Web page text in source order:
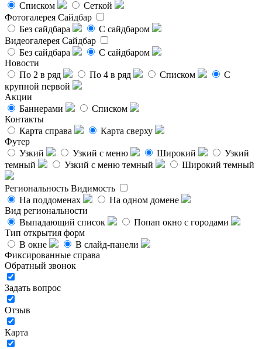
Списком
Сеткой
Фотогалерея Сайдбар
Без сайдбара
С сайдбаром
Видеогалерея Сайдбар
Без сайдбара
С сайдбаром
Новости
По 2 в ряд
По 4 в ряд Списком
С
крупной первой
Акции
Баннерами
Списком
Контакты
Карта справа
Карта сверху
Футер
Узкий
Узкий с меню Широкий
Узкий
темный
Узкий с меню темный Широкий темный
Региональность Видимость
На поддоменах
На одном домене
Вид региональности
Выпадающий список
Попап окно с городами
Тип открытия форм
В окне
В слайд-панели
Фиксированные справа
Обратный звонок
Задать вопрос
Отзыв
Карта